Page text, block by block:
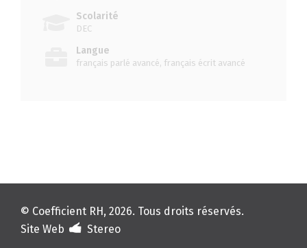
Scolarité
DEC
Langue
français parlé avancé, français écrit avancé
© Coefficient RH, 2026. Tous droits réservés.
Site Web
Stereo